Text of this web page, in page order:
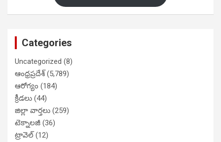
Categories
Uncategorized (8)
ఆంధ్రప్రదేశ్(5,789)
ఆరోగ్యం (184)
క్రీడలు (44)
జిల్లా వార్తలు (259)
టెక్నాలజీ (36)
ట్రావెల్(12)